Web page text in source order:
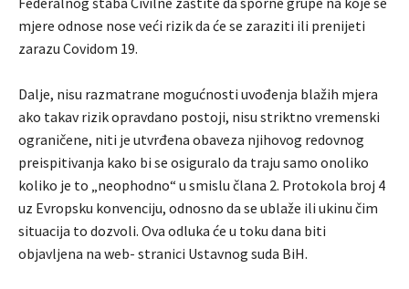
mjere odnose nose veći rizik da će se zaraziti ili prenijeti
zarazu Covidom 19.
Dalje, nisu razmatrane mogućnosti uvođenja blažih mjera
ako takav rizik opravdano postoji, nisu striktno vremenski
ograničene, niti je utvrđena obaveza njihovog redovnog
preispitivanja kako bi se osiguralo da traju samo onoliko
koliko je to „neophodno“ u smislu člana 2. Protokola broj 4
uz Evropsku konvenciju, odnosno da se ublaže ili ukinu čim
situacija to dozvoli. Ova odluka će u toku dana biti
objavljena na web- stranici Ustavnog suda BiH.